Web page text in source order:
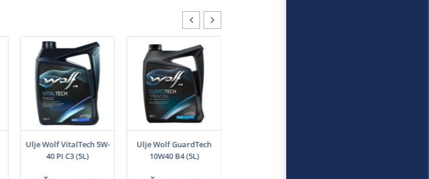
Ulje Wolf VitalTech 5W-
40 PI C3 (5L)
Ulje Wolf GuardTech
10W40 B4 (5L)